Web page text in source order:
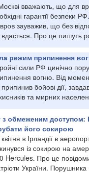
вважають, що для
гарантії безпеки
зауважив, що без
Про це пишуть
режим припинення
сили РФ цинічно
вогню. Від
бойові дії,
та мирних
обмеженим доступом:
його сокирою
в Ірландії в
із сокирою на
Hercules. Про це
України.